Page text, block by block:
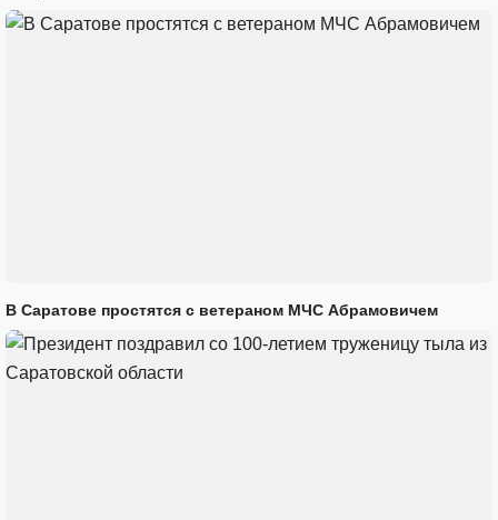
В Саратове простятся с ветераном МЧС Абрамовичем